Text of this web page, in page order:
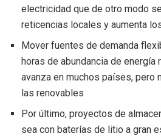
electricidad que de otro modo
reticencias locales y aumenta
Mover fuentes de demanda
horas de abundancia de
avanza en muchos países, pero
las renovables
Por último, proyectos de
sea con baterías de litio a gran